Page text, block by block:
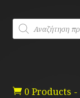
content
Products
search
 0 Products -